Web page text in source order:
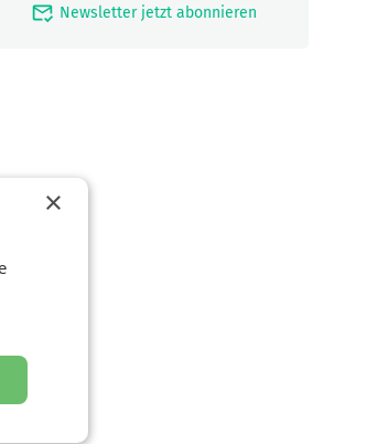
mark_email_read Newsletter jetzt abonnieren
×